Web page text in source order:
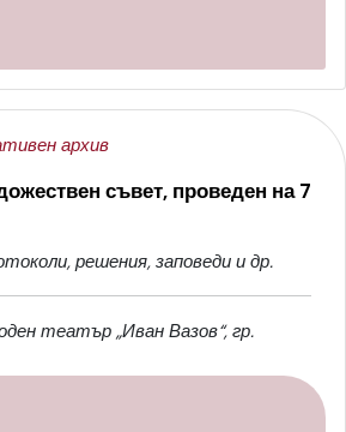
архив
съвет, проведен на 7
решения, заповеди и др.
театър „Иван Вазов“, гр.